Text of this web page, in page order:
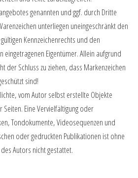
genannten und ggf. durch Dritte
unterliegen uneingeschränkt den
Kennzeichenrechts und den
eingetragenen Eigentümer. Allein aufgrund
der Schluss zu ziehen, dass Markenzeichen
sind!
vom Autor selbst erstellte Objekte
Eine Vervielfältigung oder
Tondokumente, Videosequenzen und
oder gedruckten Publikationen ist ohne
Autors nicht gestattet.